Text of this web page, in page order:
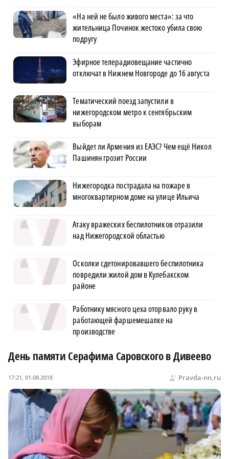
«На ней не было живого места»: за что
жительница Починок жестоко убила свою
подругу
Эфирное телерадиовещание частично
отключат в Нижнем Новгороде до 16 августа
Тематический поезд запустили в
нижегородском метро к сентябрьским
выборам
Выйдет ли Армения из ЕАЭС? Чем ещё Никол
Пашинян грозит России
Нижегородка пострадала на пожаре в
многоквартирном доме на улице Ильича
Атаку вражеских беспилотников отразили
над Нижегородской областью
Осколки сдетонировавшего беспилотника
повредили жилой дом в Кулебакском
районе
Работнику мясного цеха оторвало руку в
работающей фаршемешалке на
производстве
День памяти Серафима Саровского в Дивеево
Pravda-nn.ru
17:21, 01.08.2018